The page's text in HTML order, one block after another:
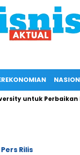
Perbaikan
Pers Rilis